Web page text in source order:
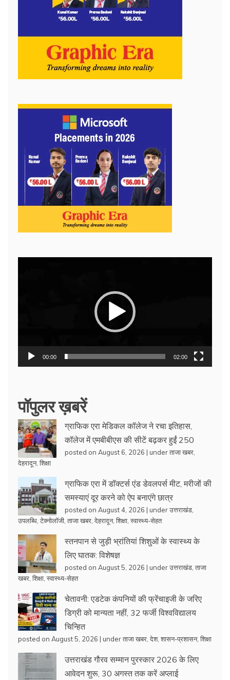
00:00 02:00
पॉपुलर ख़बरें
ग्राफिक एरा मेडिकल कॉलेज ने रचा इतिहास,
कॉलेज में एमबीबीएस की सीटें बढ़कर हुईं 250
posted on August 6, 2026 | underताजा खबर
देहरादून, शिक्षा
ग्राफिक एरा में डॉक्टर्स एंड डेवलपर्स मीट, मरीजों की
समस्याएं दूर करने को ऐप बनाएंगे छात्र
posted on August 4, 2026 | underउत्तराखंड
उपलब्धि टेक्नोलॉजी ताजा खबर देहरादून, शिक्षा स्वास्थ्य-सेहत
स्तनपान से जुड़ी भ्रांतियां शिशुओं के स्वास्थ्य के
लिए घातक: विशेषज्ञ
posted on August 5, 2026 | underउत्तराखंड ताजा
खबर शिक्षा स्वास्थ्य-सेहत
चेतावनी: एडटेक कंपनियों की फ्रेंचाइजी के जरिए
डिग्री को मान्यता नहीं, 32 फर्जी विश्वविद्यालय
चिन्हित
posted on August 5, 2026 | underताजा खबर देश, शासन-प्रशासन, शिक्षा
उत्तराखंड गौरव सम्मान पुरस्कार 2026 के लिए
आवेदन शुरू, 30 अगस्त तक करें अप्लाई